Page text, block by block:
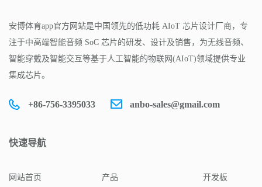
安博体育app官方网站是中国领先的低功耗 AIoT 芯片设计厂商，专
注于中高端智能音频 SoC 芯片的研发、设计及销售，为无线音频、
智能穿戴及智能交互等基于人工智能的物联网(AIoT)领域提供专业
集成芯片。
+86-756-3395033 anbo-sales@gmail.com
快速导航
网站首页 产品 开发板